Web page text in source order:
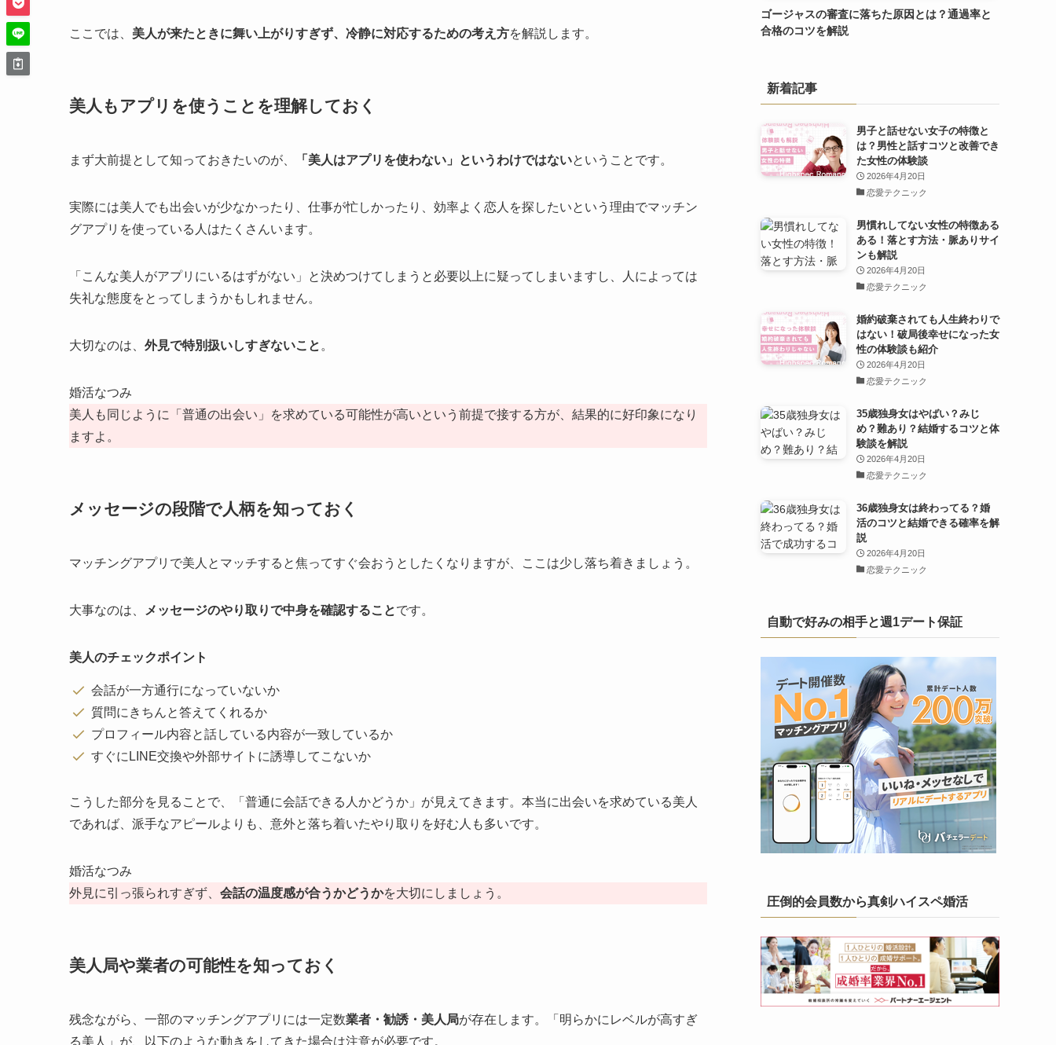
ここでは、 美人が来たときに舞い上がりすぎず、冷静に対応するための考え方を解説します。
美人もアプリを使うことを理解しておく
まず大前提として知っておきたいのが、 「美人はアプリを使わない」というわけではないということです。
実際には美人でも出会いが少なかったり、仕事が忙しかったり、効率よく恋人を探したいという理由でマッチン
グアプリを使っている人はたくさんいます。
「こんな美人がアプリにいるはずがない」と決めつけてしまうと必要以上に疑ってしまいますし、人によっては
失礼な態度をとってしまうかもしれません。
大切なのは、 外見で特別扱いしすぎないこと 。
婚活なつみ
美人も同じように「普通の出会い」を求めている可能性が高いという前提で接する方が、結果的に好印象になり
ますよ。
メッセージの段階で人柄を知っておく
マッチングアプリで美人とマッチすると焦ってすぐ会おうとしたくなりますが、ここは少し落ち着きましょう。
大事なのは、 メッセージのやり取りで中身を確認することです。
美人のチェックポイント
会話が一方通行になっていないか
質問にきちんと答えてくれるか
プロフィール内容と話している内容が一致しているか
すぐにLINE交換や外部サイトに誘導してこないか
こうした部分を見ることで、「普通に会話できる人かどうか」が見えてきます。本当に出会いを求めている美人
であれば、派手なアピールよりも、意外と落ち着いたやり取りを好む人も多いです。
婚活なつみ
外見に引っ張られすぎず、 会話の温度感が合うかどうかを大切にしましょう。
美人局や業者の可能性を知っておく
残念ながら、一部のマッチングアプリには一定数業者・勧誘・美人局が存在します。「明らかにレベルが高すぎ
る美人」が、以下のような動きをしてきた場合は注意が必要です。
ゴージャスの審査に落ちた原因とは？通過率と
合格のコツを解説
新着記事
男子と話せない女子の特徴と
は？男性と話すコツと改善でき
た女性の体験談
2026年4月20日
恋愛テクニック
男慣れしてない女性の特徴ある
ある！落とす方法・脈ありサイ
ンも解説
2026年4月20日
恋愛テクニック
婚約破棄されても人生終わりで
はない！破局後幸せになった女
性の体験談も紹介
2026年4月20日
恋愛テクニック
35歳独身女はやばい？みじ
め？難あり？結婚するコツと体
験談を解説
2026年4月20日
恋愛テクニック
36歳独身女は終わってる？婚
活のコツと結婚できる確率を解
説
2026年4月20日
恋愛テクニック
自動で好みの相手と週1デート保証
圧倒的会員数から真剣ハイスペ婚活